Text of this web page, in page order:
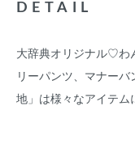
DETAIL
大辞典オリジナル♡わ
リーパンツ、マナー
地」は様々なアイテム